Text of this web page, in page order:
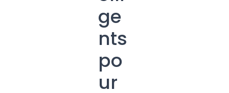
amélior
ons
l’efficac
ité de
nos
centres
de
réparat
ion
ge
nts
po
ur